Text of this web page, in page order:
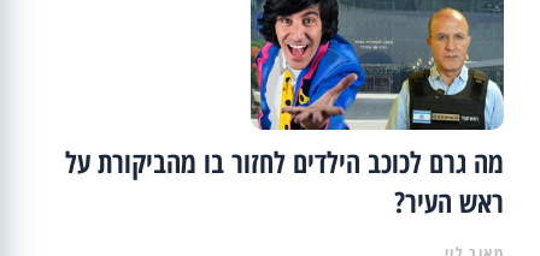
מה גרם לכוכב הילדים לחזור בו מהביקורת על
ראש העיר?